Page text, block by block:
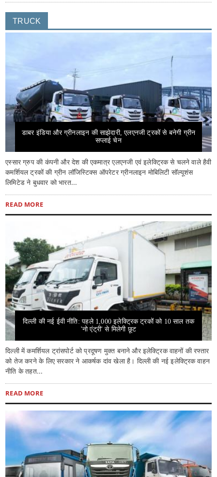
TRUCK
डाबर इंडिया और ग्रीनलाइन की साझेदारी, एलएनजी ट्रकों से बनेगी ग्रीन
सप्लाई चेन
एस्सार ग्रुप की कंपनी और देश की एकमात्र एलएनजी एवं इलेक्ट्रिक से चलने वाले हैवी
कमर्शियल ट्रकों की ग्रीन लॉजिस्टिक्स ऑपरेटर ग्रीनलाइन मोबिलिटी सॉल्यूशंस
लिमिटेड ने बुधवार को भारत...
READ MORE
दिल्ली की नई ईवी नीति: पहले 1,000 इलेक्ट्रिक ट्रकों को 10 साल तक
'नो एंट्री' से मिलेगी छूट
दिल्ली में कमर्शियल ट्रांसपोर्ट को प्रदूषण मुक्त बनाने और इलेक्ट्रिक वाहनों की रफ्तार
को तेज करने के लिए सरकार ने आकर्षक दांव खेला है। दिल्ली की नई इलेक्ट्रिक वाहन
नीति के तहत...
READ MORE